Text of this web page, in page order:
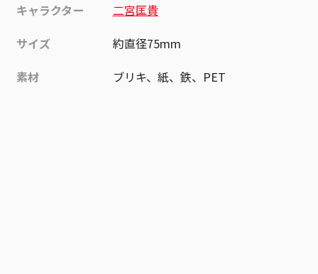
キャラクター
二宮匡貴
サイズ
約直径75mm
素材
ブリキ、紙、鉄、PET